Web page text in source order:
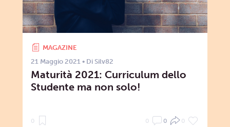
MAGAZINE
21 Maggio 2021 • Di Silv82
Maturità 2021: Curriculum dello
Studente ma non solo!
0 0 0 0